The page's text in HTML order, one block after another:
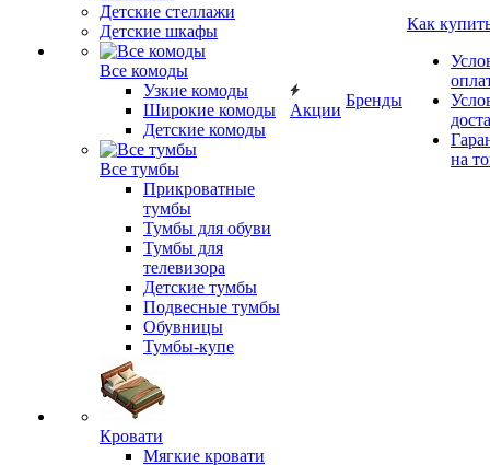
Детские стеллажи
Детские шкафы
Все комоды
Узкие комоды
Широкие комоды
Детские комоды
Все тумбы
Прикроватные
тумбы
Тумбы для обуви
Тумбы для
телевизора
Детские тумбы
Подвесные тумбы
Обувницы
Тумбы-купе
Кровати
Мягкие кровати
Акции
Бренды
Как
на